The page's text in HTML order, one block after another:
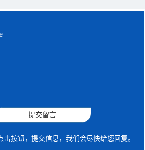
生 咨询了报价
提交留言
按钮，提交信息，我们会尽快给您回复。